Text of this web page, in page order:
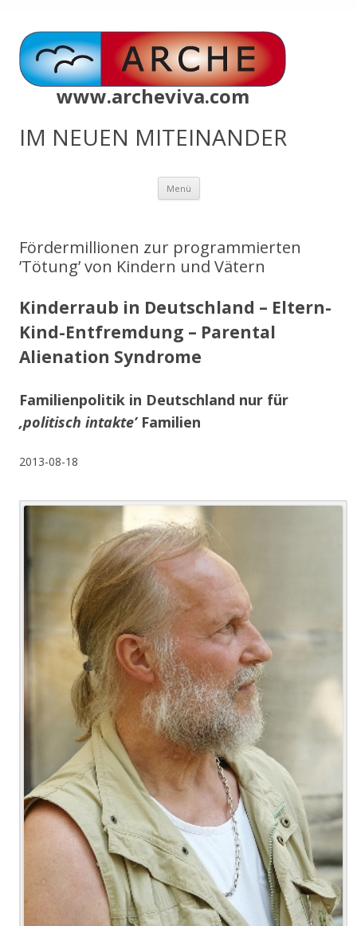
www.archeviva.com
IM NEUEN MITEINANDER
Menü Zum
springen
Fördermillionen zur programmierten
’Tötung’ von Kindern und Vätern
Kinderraub in Deutschland – Eltern-
Kind-Entfremdung – Parental
Alienation Syndrome
Familienpolitik in Deutschland nur für
‚politisch intakte’ Familien
2013-08-18